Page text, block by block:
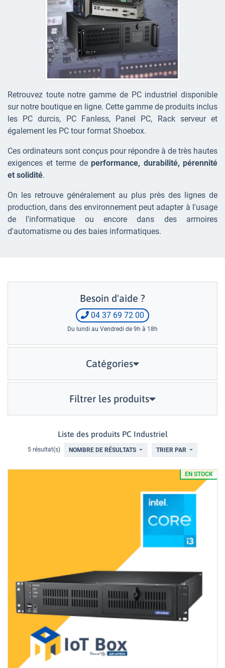
Retrouvez toute notre gamme de PC industriel disponible
sur notre boutique en ligne. Cette gamme de produits inclus
les PC durcis, PC Fanless, Panel PC, Rack serveur et
également les PC tour format Shoebox.
Ces ordinateurs sont conçus pour répondre à de très hautes
exigences et terme de performance, durabilité, pérennité
et solidité.
On les retrouve généralement au plus près des lignes de
production, dans des environnement peut adapter à l'usage
de l'informatique ou encore dans des armoires
d'automatisme ou des baies informatiques.
Besoin d'aide ?
04 37 69 72 00
Du lundi au Vendredi de 9h à 18h
Catégories
Filtrer les produits
Liste des produits PC Industriel
5 résultat(s) NOMBRE DE RÉSULTATS TRIER PAR
EN STOCK